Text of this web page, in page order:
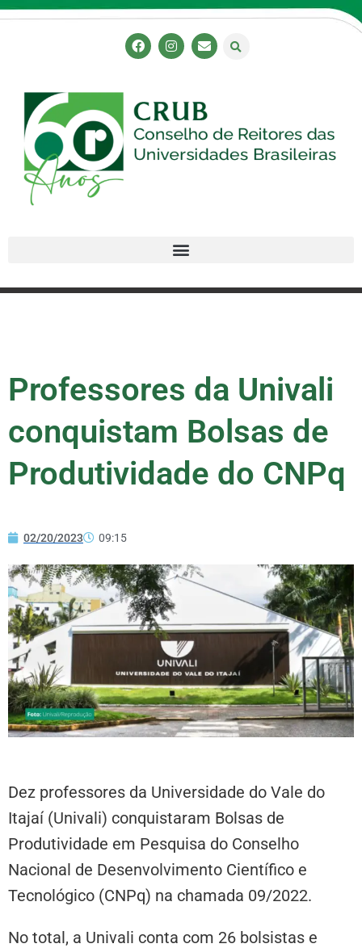
Professores da Univali
conquistam Bolsas de
Produtividade do CNPq
02/20/2023 09:15
Dez professores da Universidade do Vale do
Itajaí (Univali) conquistaram Bolsas de
Produtividade em Pesquisa do Conselho
Nacional de Desenvolvimento Científico e
Tecnológico (CNPq) na chamada 09/2022.
No total, a Univali conta com 26 bolsistas e